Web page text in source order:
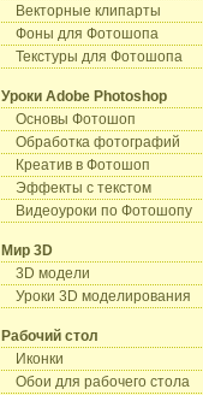
Векторные клипарты
Фоны для Фотошопа
Текстуры для Фотошопа
Уроки Adobe Photoshop
Основы Фотошоп
Обработка фотографий
Креатив в Фотошоп
Эффекты с текстом
Видеоуроки по Фотошопу
Мир 3D
3D модели
Уроки 3D моделирования
Рабочий стол
Иконки
Обои для рабочего стола